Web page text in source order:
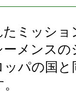
ミッショ
ーメンス
ッパの国